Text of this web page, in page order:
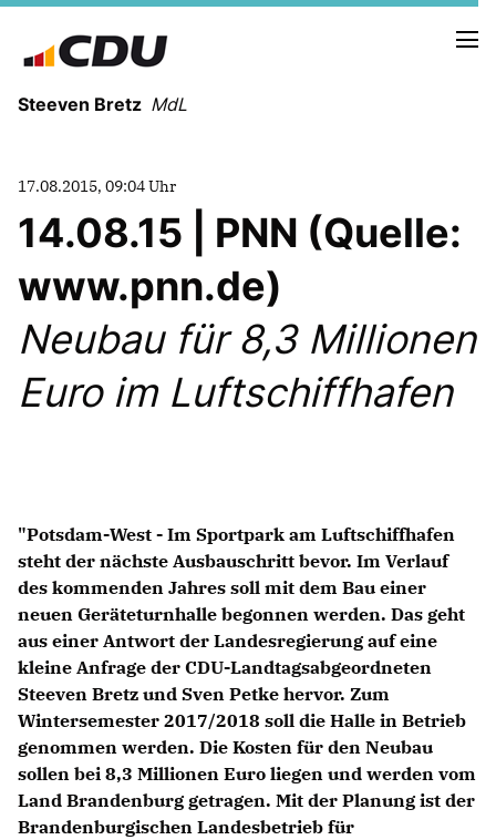
Steeven Bretz MdL
VITA
WAHLKREISBESUCHE
PRESSEFOTOS
MEIN BÜRGERBÜRO
Kleine Anfragen
CDU Deutschland
CDU Fraktion im Brandenburger Landtag
CDU Brandenburg
CDU Potsdam
17.08.2015, 09:04 Uhr
14.08.15 | PNN (Quelle:
www.pnn.de)
Neubau für 8,3 Millionen
Euro im Luftschiffhafen
"Potsdam-West - Im Sportpark am Luftschiffhafen
steht der nächste Ausbauschritt bevor. Im Verlauf
des kommenden Jahres soll mit dem Bau einer
neuen Geräteturnhalle begonnen werden. Das geht
aus einer Antwort der Landesregierung auf eine
kleine Anfrage der CDU-Landtagsabgeordneten
Steeven Bretz und Sven Petke hervor. Zum
Wintersemester 2017/2018 soll die Halle in Betrieb
genommen werden. Die Kosten für den Neubau
sollen bei 8,3 Millionen Euro liegen und werden vom
Land Brandenburg getragen. Mit der Planung ist der
Brandenburgischen Landesbetrieb für